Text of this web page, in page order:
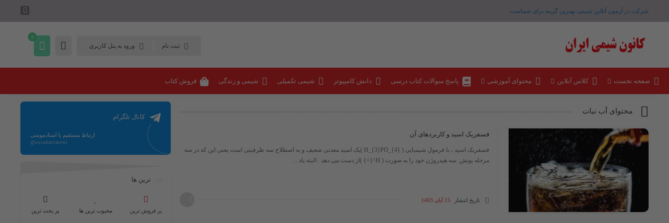
شرکت در آزمون آنلاین شیمی بهترین گزینه برای شماست .
ثبت نام ورود به پنل کاربری
0
صفحه نخست کلاس آنلاین محتوای آموزشی پاسخ سوالات کتاب درسی دانش کامپیوتر شیمی تکمیلی شیمی و زندگی فروش کتاب
محتوای آب نبات
فسفریک اسید و کاربردهای آن
فسفریک اسید ، با فرمول شیمیایی ​( H_{3}PO_{4} )​یک اسید معدنی ضعیف و به اصطلاح سه ظرفیتی است یعنی این که در سه
مرحله یونش سه هیدروژن خود را به صورت ​( H^{+} )​از دست می دهد . البته یاد ...
تاریخ انتشار 15 آبان 1403
کانال تلگرام
ارتباط مستقیم با استادمومنی
@ostadmomeni
ترین ها
پر فروش ترین محبوب ترین ها پر بحث ترین